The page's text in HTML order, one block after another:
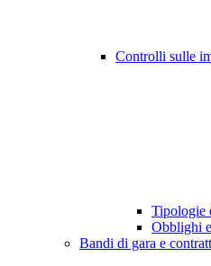
Controlli sulle
Tipologie
Obblighi
Bandi di gara e